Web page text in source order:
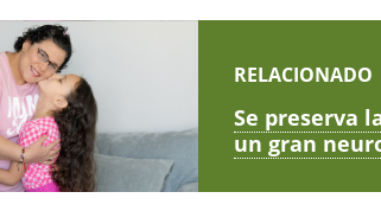
RELACIONADO
Se preserva
un gran